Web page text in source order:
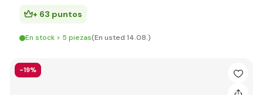
+ 63 puntos
En stock > 5 piezas(En usted 14.08.)
-19%